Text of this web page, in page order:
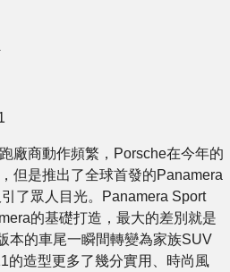
廠商動作頻繁，Porsche在今年的
但是推出了全球首發的Panamera
了眾人目光。Panamera Sport
的基礎打造，最大的差別就是
本的車尾一瞬間轉變為家族SUV
的造型更多了幾分實用、時尚風